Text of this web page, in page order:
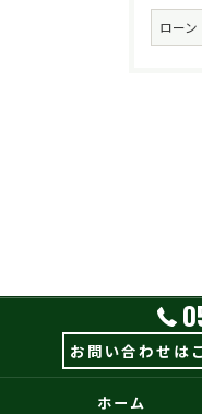
ローン
お問い合わせは
ホーム